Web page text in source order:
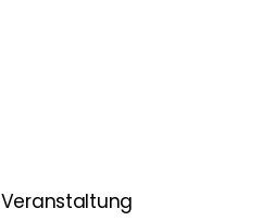
Veranstaltung